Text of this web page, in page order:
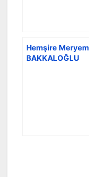
Hemşire Meryem
BAKKALOĞLU